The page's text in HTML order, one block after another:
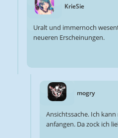
KrieSie
Uralt und immernoch
neueren Erscheinungen.
mogry
Ansichtssache. Ich
anfangen. Da zock ich